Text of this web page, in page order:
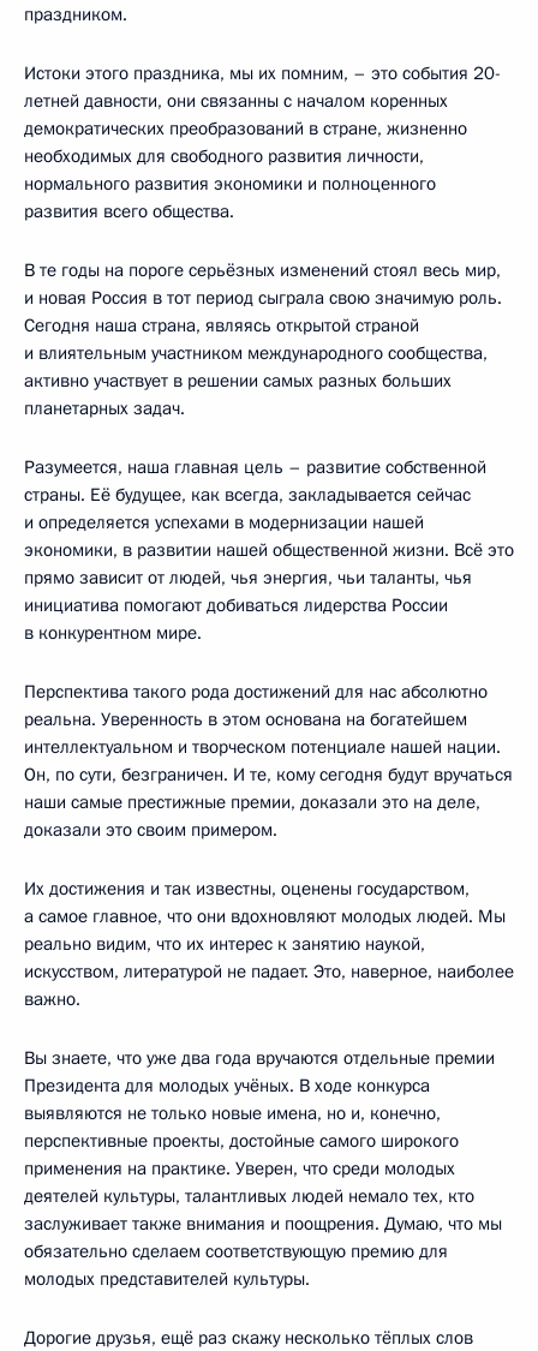
праздником.
Истоки этого праздника, мы их помним, – это события 20-
летней давности, они связанны с началом коренных
демократических преобразований в стране, жизненно
необходимых для свободного развития личности,
нормального развития экономики и полноценного
развития всего общества.
В те годы на пороге серьёзных изменений стоял весь мир,
и новая Россия в тот период сыграла свою значимую роль.
Сегодня наша страна, являясь открытой страной
и влиятельным участником международного сообщества,
активно участвует в решении самых разных больших
планетарных задач.
Разумеется, наша главная цель – развитие собственной
страны. Её будущее, как всегда, закладывается сейчас
и определяется успехами в модернизации нашей
экономики, в развитии нашей общественной жизни. Всё это
прямо зависит от людей, чья энергия, чьи таланты, чья
инициатива помогают добиваться лидерства России
в конкурентном мире.
Перспектива такого рода достижений для нас абсолютно
реальна. Уверенность в этом основана на богатейшем
интеллектуальном и творческом потенциале нашей нации.
Он, по сути, безграничен. И те, кому сегодня будут вручаться
наши самые престижные премии, доказали это на деле,
доказали это своим примером.
Их достижения и так известны, оценены государством,
а самое главное, что они вдохновляют молодых людей. Мы
реально видим, что их интерес к занятию наукой,
искусством, литературой не падает. Это, наверное, наиболее
важно.
Вы знаете, что уже два года вручаются отдельные премии
Президента для молодых учёных. В ходе конкурса
выявляются не только новые имена, но и, конечно,
перспективные проекты, достойные самого широкого
применения на практике. Уверен, что среди молодых
деятелей культуры, талантливых людей немало тех, кто
заслуживает также внимания и поощрения. Думаю, что мы
обязательно сделаем соответствующую премию для
молодых представителей культуры.
Дорогие друзья, ещё раз скажу несколько тёплых слов